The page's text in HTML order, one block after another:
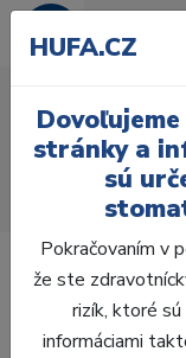
D45, B3
Zuby
AcryRock
HUFA.CZ
stránky a
sú
Pokračovaním v
že ste
rizík, ktoré
informáciami